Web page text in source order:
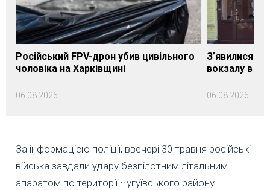
Російський FPV-дрон убив цивільного
чоловіка на Харківщині
06.08.2026
Зʼявилися
вокзалу в
06.08.2026
За інформацією поліції, ввечері 30 травня російські
війська завдали удару безпілотним літальним
апаратом по території Чугуївського району.